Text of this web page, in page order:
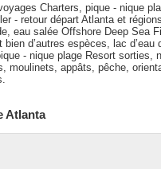
Charters, pique - nique
- retour départ Atlanta et
eau salée Offshore Deep Sea
d’autres espèces, lac
- nique plage Resort sorties,
moulinets, appâts, pêche,
Atlanta